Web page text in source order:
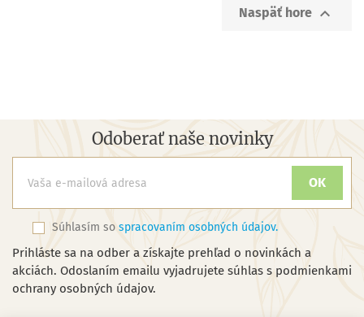
Naspäť hore 
Odoberať naše novinky
Súhlasím so spracovaním osobných údajov.
Prihláste sa na odber a získajte prehľad o novinkách a
akciách. Odoslaním emailu vyjadrujete súhlas s podmienkami
ochrany osobných údajov.